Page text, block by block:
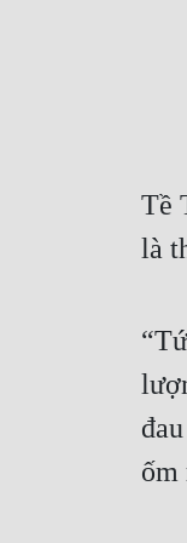
Tề
là
ốm